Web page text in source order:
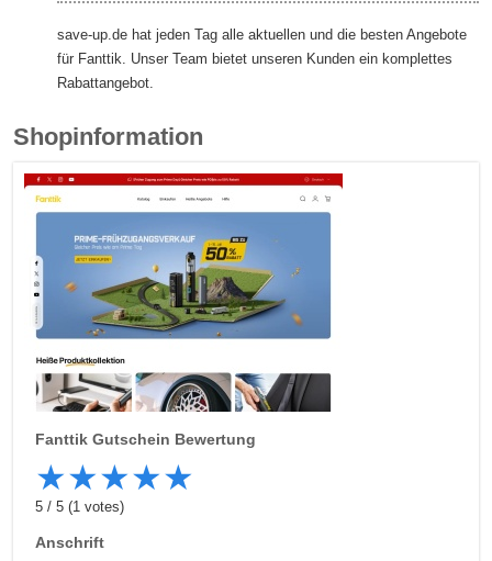
save-up.de hat jeden Tag alle aktuellen und die besten Angebote
für Fanttik. Unser Team bietet unseren Kunden ein komplettes
Rabattangebot.
Shopinformation
Fanttik Gutschein Bewertung
★★★★★
5/5 (1 votes)
Anschrift